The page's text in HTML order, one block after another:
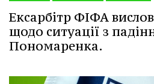
Ексарбітр ФІФА
щодо ситуації з
Пономаренка.